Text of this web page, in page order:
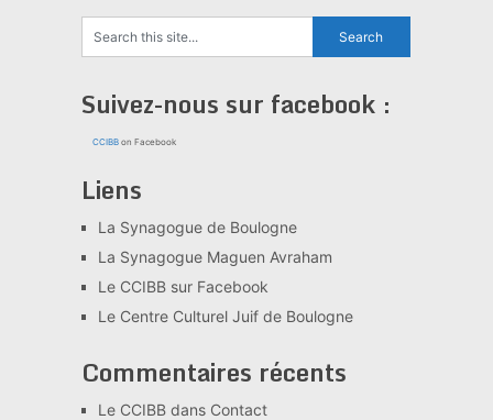
Suivez-nous sur facebook :
CCIBBon Facebook
Liens
La Synagogue de Boulogne
La Synagogue Maguen Avraham
Le CCIBB sur Facebook
Le Centre Culturel Juif de Boulogne
Commentaires récents
Le CCIBBdans Contact